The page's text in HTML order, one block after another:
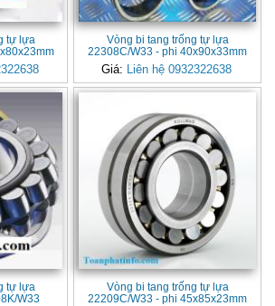
tự lựa
Vòng bi tang trống tự lựa
22308C/W33 - phi 40x90x33mm
Giá: Liên hệ 0932322638
tự lựa
W33
Vòng bi tang trống tự lựa
22209C/W33 - phi 45x85x23mm